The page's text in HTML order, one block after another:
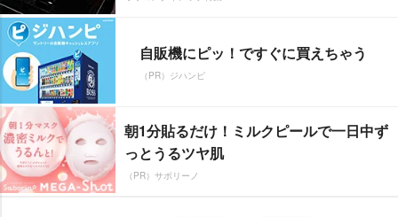
自販機にピッ！ですぐに買えちゃう
（PR）ジハンピ
朝1分貼るだけ！ミルクピールで一日中ず
っとうるツヤ肌
（PR）サボリーノ